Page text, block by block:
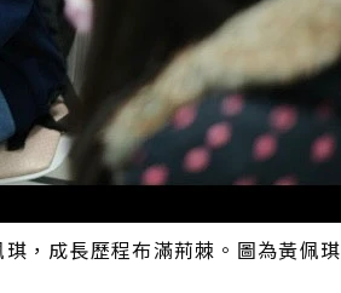
，成長歷程布滿荊棘。圖為黃佩